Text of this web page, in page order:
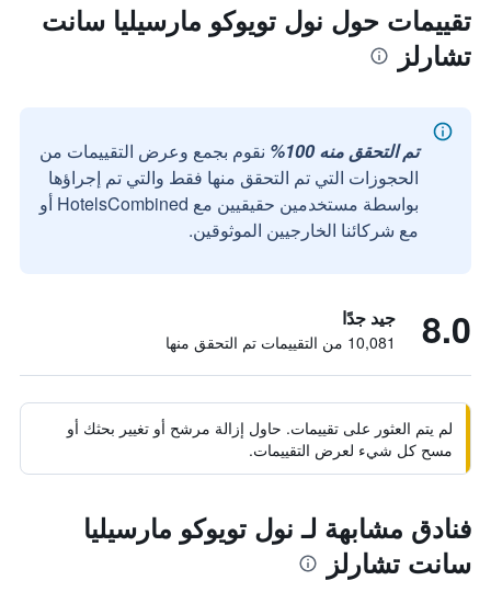
تقييمات حول نول تويوكو مارسيليا سانت
تشارلز
تم التحقق منه 100%
نقوم بجمع وعرض التقييمات من
الحجوزات التي تم التحقق منها فقط والتي تم إجراؤها
بواسطة مستخدمين حقيقيين مع HotelsCombined أو
مع شركائنا الخارجيين الموثوقين.
8.0 جيد جدًا
10,081 من التقييمات تم التحقق منها
لم يتم العثور على تقييمات. حاول إزالة مرشح أو تغيير بحثك أو
مسح كل شيء لعرض التقييمات.
فنادق مشابهة لـ نول تويوكو مارسيليا
سانت تشارلز